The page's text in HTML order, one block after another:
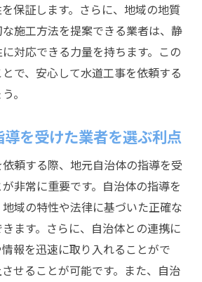
保証します。さらに、地域の地質
施工方法を提案できる業者は、静
対応できる力量を持ちます。この
で、安心して水道工事を依頼する
。
を受けた業者を選ぶ利点
頼する際、地元自治体の指導を受
非常に重要です。自治体の指導を
域の特性や法律に基づいた正確な
ます。さらに、自治体との連携に
報を迅速に取り入れることがで
せることが可能です。また、自治